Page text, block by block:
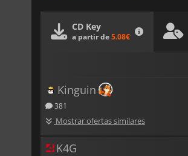
CD Key
a partir de5.08€
Kinguin
381
Mostrar ofertas similares
K4G